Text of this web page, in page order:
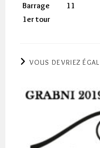
Barrage
1er tour
11
VOUS DEVRIEZ